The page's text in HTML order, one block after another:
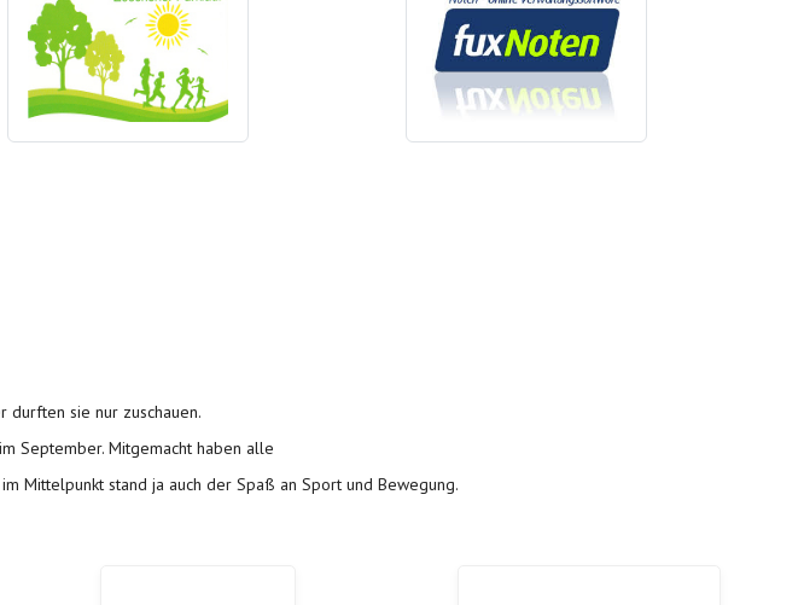
durften sie nur zuschauen.
September. Mitgemacht haben alle
Mittelpunkt stand ja auch der Spaß an Sport und Bewegung.